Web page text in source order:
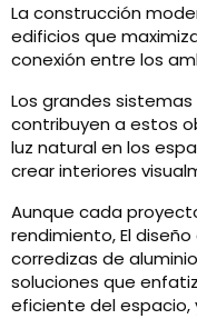
La construcción
edificios que
conexión entre los
Los grandes
contribuyen a estos
luz natural en los
crear interiores
Aunque cada
rendimiento, El
corredizas de
soluciones que
eficiente del espacio,